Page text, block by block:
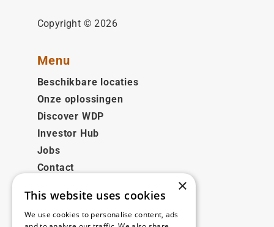
Copyright © 2026
Menu
Beschikbare locaties
Onze oplossingen
Discover WDP
Investor Hub
Jobs
Contact
Juridisch
×
This website uses cookies
We use cookies to personalise content, ads